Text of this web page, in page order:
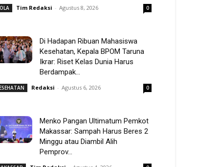
Tim Redaksi - Agustus 8, 2026 0
Di Hadapan Ribuan Mahasiswa
Kesehatan, Kepala BPOM Taruna
Ikrar: Riset Kelas Dunia Harus
Berdampak...
Redaksi - Agustus 6, 2026 0
Menko Pangan Ultimatum Pemkot
Makassar: Sampah Harus Beres 2
Minggu atau Diambil Alih
Pemprov...